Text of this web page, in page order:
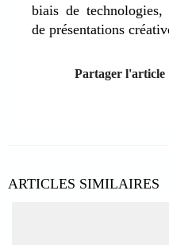
biais de technologies,
de présentations
Partager l'article
ARTICLES SIMILAIRES